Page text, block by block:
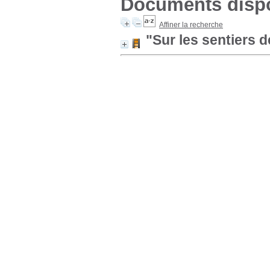
Documents
Affiner la recherche
"Sur les sentiers